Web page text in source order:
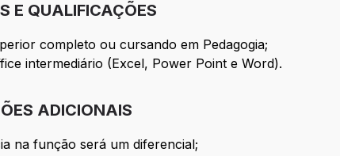
E QUALIFICAÇÕES
completo ou cursando em Pedagogia;
intermediário (Excel, Power Point e Word).
ADICIONAIS
na função será um diferencial;